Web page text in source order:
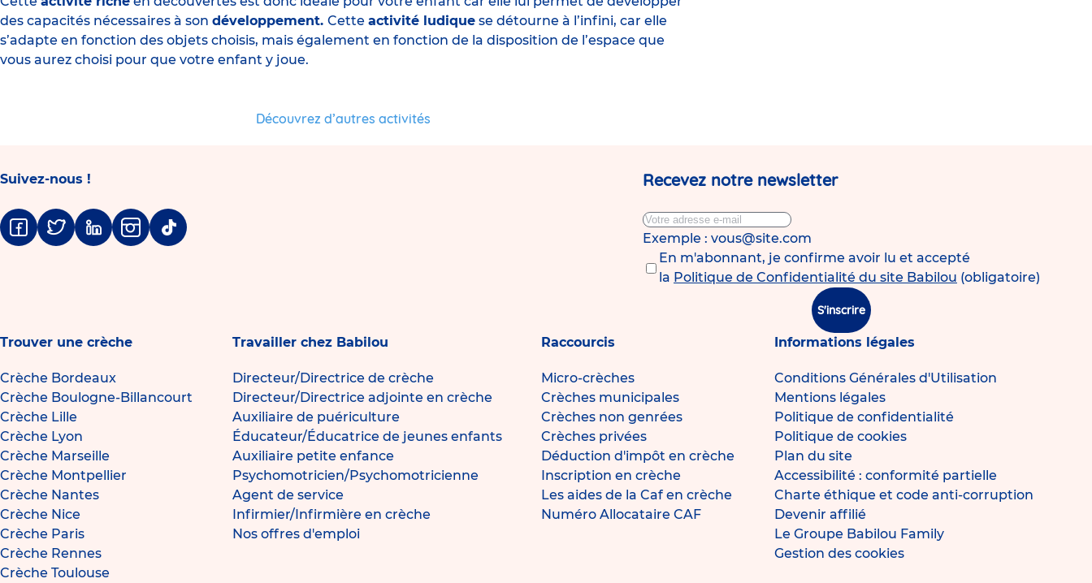
des capacités nécessaires à son développement. Cette activité ludique se détourne à l’infini, car elle
s’adapte en fonction des objets choisis, mais également en fonction de la disposition de l’espace que
vous aurez choisi pour que votre enfant y joue.
Découvrez d’autres activités
Suivez-nous !
Facebook
TwitterLinkedinInstagram
Tiktok
Recevez notre newsletter
Exemple : vous@site.com
En m'abonnant, je confirme avoir lu et accepté
la Politique de Confidentialité du site Babilou (obligatoire)
S'inscrire
Trouver une crèche
Crèche Bordeaux
Crèche Boulogne-Billancourt
Crèche Lille
Crèche Lyon
Crèche Marseille
Crèche Montpellier
Crèche Nantes
Crèche Nice
Crèche Paris
Crèche Rennes
Crèche Toulouse
Travailler chez Babilou
Directeur/Directrice de crèche
Directeur/Directrice adjointe en crèche
Auxiliaire de puériculture
Éducateur/Éducatrice de jeunes enfants
Auxiliaire petite enfance
Psychomotricien/Psychomotricienne
Agent de service
Infirmier/Infirmière en crèche
Nos offres d'emploi
Raccourcis
Micro-crèches
Crèches municipales
Crèches non genrées
Crèches privées
Déduction d'impôt en crèche
Inscription en crèche
Les aides de la Caf en crèche
Numéro Allocataire CAF
Informations légales
Conditions Générales d'Utilisation
Mentions légales
Politique de confidentialité
Politique de cookies
Plan du site
Accessibilité : conformité partielle
Charte éthique et code anti-corruption
Devenir affilié
Le Groupe Babilou Family
Gestion des cookies